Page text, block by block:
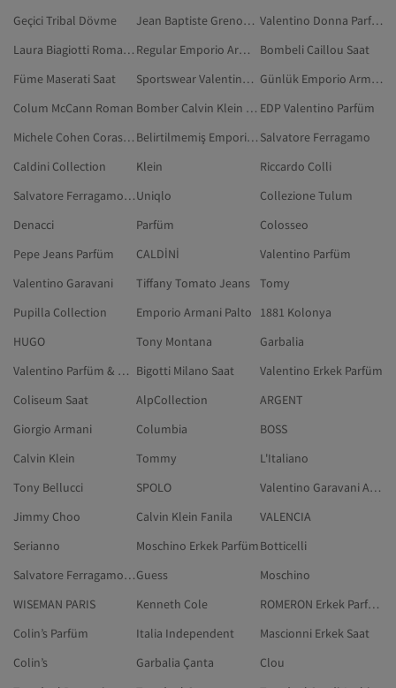
Geçici Tribal Dövme
Jean Baptiste Grenouille Parfüm
Valentino Donna Parfüm
Laura Biagiotti Roma Parfüm
Regular Emporio Armani Palto
Bombeli Caillou Saat
Füme Maserati Saat
Sportswear Valentino Garavani Aksesuar
Günlük Emporio Armani Palto
Colum McCann Roman
Bomber Calvin Klein Outdoor EDP Valentino Parfüm
Michele Cohen Corasanti Kitap
Belirtilmemiş Emporio Armani Palto Salvatore Ferragamo
Caldini Collection
Klein
Riccardo Colli
Salvatore Ferragamo ParfümUniqlo
Collezione Tulum
Denacci
Parfüm
Colosseo
Pepe Jeans Parfüm
CALDİNİ
Valentino Parfüm
Valentino Garavani
Tiffany Tomato Jeans
Tomy
Pupilla Collection
Emporio Armani Palto
1881 Kolonya
HUGO
Tony Montana
Garbalia
Valentino Parfüm & Deodorant Bigotti Milano Saat
Valentino Erkek Parfüm
Coliseum Saat
AlpCollection
ARGENT
Giorgio Armani
Columbia
BOSS
Calvin Klein
Tommy
L'Italiano
Tony Bellucci
SPOLO
Valentino Garavani Aksesuar
Jimmy Choo
Calvin Klein Fanila
VALENCIA
Serianno
Moschino Erkek ParfümBotticelli
Salvatore Ferragamo Güneş GözlüğüGuess
Moschino
WISEMAN PARIS
Kenneth Cole
ROMERON Erkek Parfüm
Colin’s Parfüm
Italia Independent
Mascionni Erkek Saat
Colin’s
Garbalia Çanta
Clou